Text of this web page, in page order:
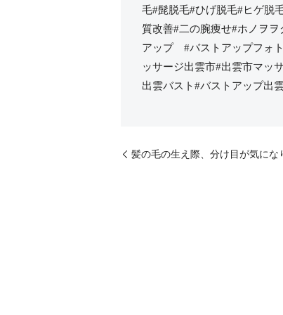
毛#髭脱毛#ひげ脱毛#ヒゲ脱
質改善#二の腕痩せ#ホノヲ
アップ #バストアップフォ
ッサージ出雲市#出雲市マッ
出雲バスト#バストアップ出
髪の毛の生え際、分け目が気にな